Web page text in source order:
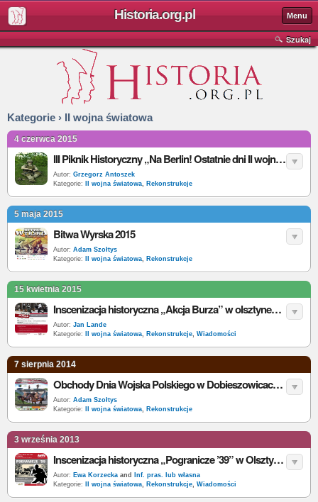
Historia.org.pl Menu
Szukaj
Kategorie › II wojna światowa
4 czerwca 2015
III Piknik Historyczny „Na Berlin! Ostatnie dni II wojny światowej”
Autor: Grzegorz Antoszek
Kategorie:
II wojna światowa, Rekonstrukcje
5 maja 2015
Bitwa Wyrska 2015
Autor: Adam Szołtys
Kategorie:
II wojna światowa, Rekonstrukcje
15 kwietnia 2015
Inscenizacja historyczna „Akcja Burza” w olsztyneckim skansenie
Autor: Jan Lande
Kategorie:
II wojna światowa, Rekonstrukcje, Wiadomości
7 sierpnia 2014
Obchody Dnia Wojska Polskiego w Dobieszowicach połączona z rekostrukcją walk wrześniowych
Autor: Adam Szołtys
Kategorie:
II wojna światowa, Rekonstrukcje
3 września 2013
Inscenizacja historyczna „Pogranicze ’39” w Olsztynku
Autor: Ewa Korzecka and
Inf. pras. lub własna
Kategorie:
II wojna światowa, Rekonstrukcje, Wiadomości